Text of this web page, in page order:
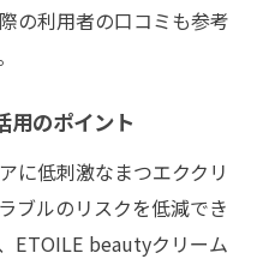
の利用者の口コミも参考
用のポイント
に低刺激なまつエククリ
ブルのリスクを低減でき
ETOILE beautyクリーム